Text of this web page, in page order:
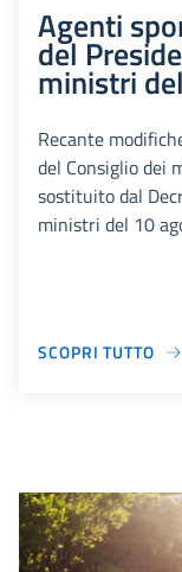
Agenti
del
ministri
Recante
del Consiglio dei
sostituito dal
ministri del 10
SCOPRI TUTTO